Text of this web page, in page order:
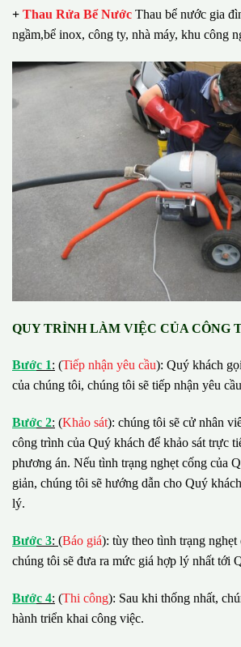
+ Thau Rửa Bể Nước Thau bể nước gia
ngầm,bể inox, công ty, nhà máy, khu công
QUY TRÌNH LÀM VIỆC CỦA CÔNG
Bước 1: (Tiếp nhận yêu cầu): Quý khách
của chúng tôi, chúng tôi sẽ tiếp nhận yêu
Bước 2: (Khảo sát): chúng tôi sẽ cử nhân
công trình của Quý khách để khảo sát trực
phương án. Nếu tình trạng nghẹt cống của
giản, chúng tôi sẽ hướng dẫn cho Quý
lý.
Bước 3: (Báo giá): tùy theo tình trạng
chúng tôi sẽ đưa ra mức giá hợp lý nhất tới
Bước 4: (Thi công): Sau khi thống nhất,
hành triển khai công việc.